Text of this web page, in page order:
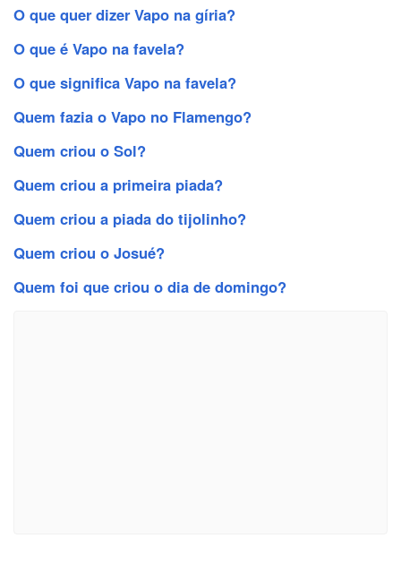
O que quer dizer Vapo na gíria?
O que é Vapo na favela?
O que significa Vapo na favela?
Quem fazia o Vapo no Flamengo?
Quem criou o Sol?
Quem criou a primeira piada?
Quem criou a piada do tijolinho?
Quem criou o Josué?
Quem foi que criou o dia de domingo?